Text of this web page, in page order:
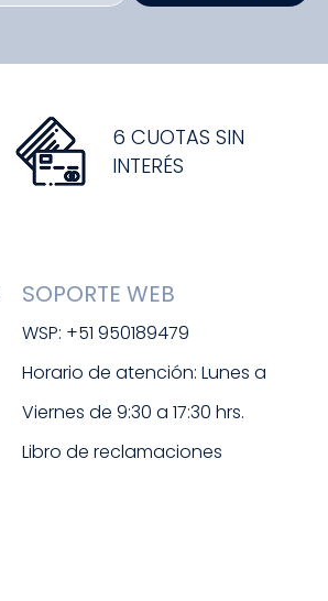
6 CUOTAS SIN
INTERÉS
SOPORTE WEB
WSP: +51 950189479
Horario de atención: Lunes a
Viernes de 9:30 a 17:30 hrs.
Libro de reclamaciones